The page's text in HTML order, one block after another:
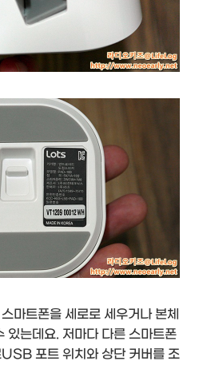
마트폰을 세로로 세우거나 본체
있는데요. 저마다 다른 스마트폰
포트 위치와 상단 커버를 조